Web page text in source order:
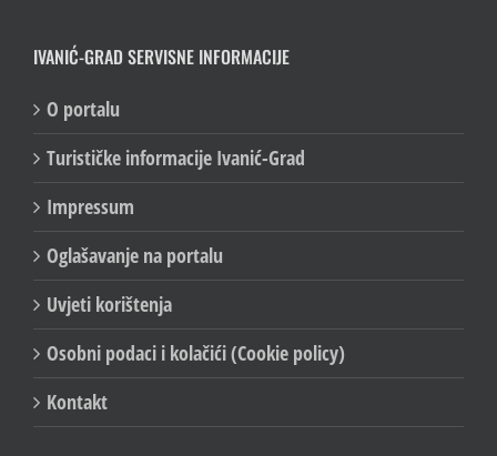
IVANIĆ-GRAD SERVISNE INFORMACIJE
O portalu
Turističke informacije Ivanić-Grad
Impressum
Oglašavanje na portalu
Uvjeti korištenja
Osobni podaci i kolačići (Cookie policy)
Kontakt